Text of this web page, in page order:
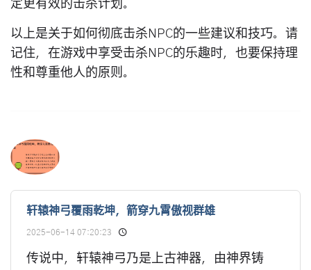
定更有效的击杀计划。
以上是关于如何彻底击杀NPC的一些建议和技巧。请
记住，在游戏中享受击杀NPC的乐趣时，也要保持理
性和尊重他人的原则。
轩辕神弓覆雨乾坤，箭穿九霄傲视群雄
2025-06-14 07:20:23
传说中，轩辕神弓乃是上古神器，由神界铸